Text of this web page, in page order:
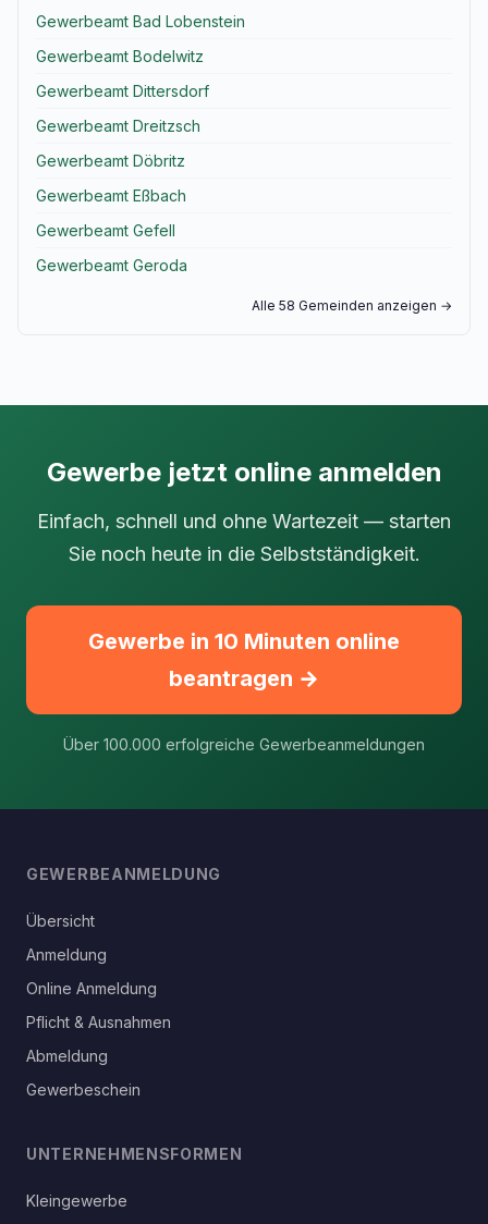
Gewerbeamt Bad Lobenstein
Gewerbeamt Bodelwitz
Gewerbeamt Dittersdorf
Gewerbeamt Dreitzsch
Gewerbeamt Döbritz
Gewerbeamt Eßbach
Gewerbeamt Gefell
Gewerbeamt Geroda
Alle 58 Gemeinden anzeigen →
Gewerbe jetzt online anmelden
Einfach, schnell und ohne Wartezeit — starten
Sie noch heute in die Selbstständigkeit.
Gewerbe in 10 Minuten online
beantragen →
Über 100.000 erfolgreiche Gewerbeanmeldungen
GEWERBEANMELDUNG
Übersicht
Anmeldung
Online Anmeldung
Pflicht & Ausnahmen
Abmeldung
Gewerbeschein
UNTERNEHMENSFORMEN
Kleingewerbe